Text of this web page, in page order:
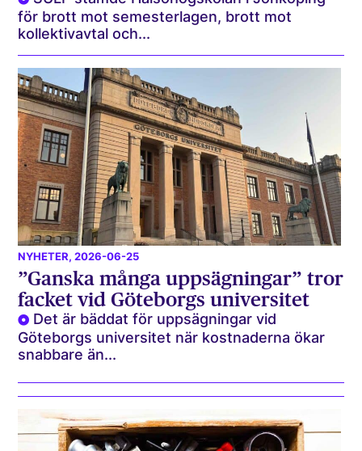
för brott mot semesterlagen, brott mot
kollektivavtal och...
NYHETER, 2026-06-25
”Ganska många uppsägningar” tror
facket vid Göteborgs universitet
Det är bäddat för uppsägningar vid
Göteborgs universitet när kostnaderna ökar
snabbare än...